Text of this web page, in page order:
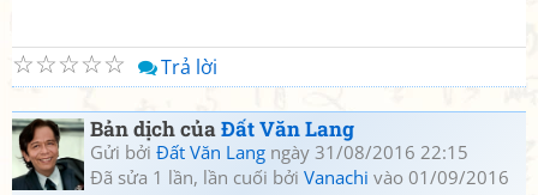
☆
☆
☆
☆
☆ Trả lời
Bản dịch củaĐất Văn Lang
Gửi bởi Đất Văn Lang ngày 31/08/2016 22:15
Đã sửa 1 lần, lần cuối bởi Vanachi vào 01/09/2016